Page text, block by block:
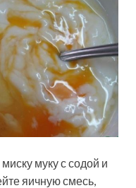
муку с содой и
яичную смесь,